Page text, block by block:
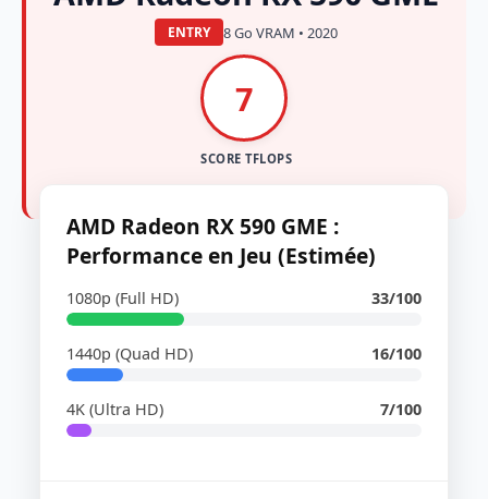
ENTRY 8 Go VRAM • 2020
7
SCORE TFLOPS
AMD Radeon RX 590 GME :
Performance en Jeu (Estimée)
1080p (Full HD) 33/100
1440p (Quad HD) 16/100
4K (Ultra HD) 7/100